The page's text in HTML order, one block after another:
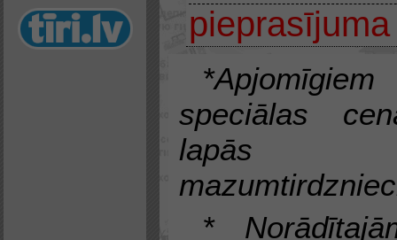
pieprasījuma
*Apjomīgiem
speciālas
lapās
*